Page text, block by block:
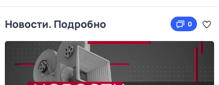
Новости. Подробно 0